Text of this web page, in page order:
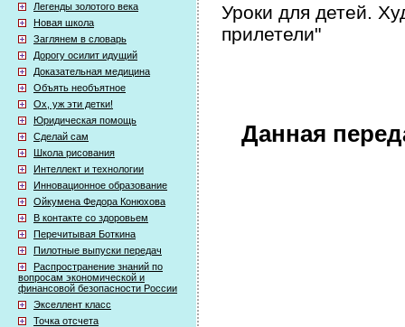
Легенды золотого века
Новая школа
Заглянем в словарь
Дорогу осилит идущий
Доказательная медицина
Объять необъятное
Ох, уж эти детки!
Юридическая помощь
Сделай сам
Школа рисования
Интеллект и технологии
Инновационное образование
Ойкумена Федора Конюхова
В контакте со здоровьем
Перечитывая Боткина
Пилотные выпуски передач
Распространение знаний по
вопросам экономической и
финансовой безопасности России
Экселлент класс
Точка отсчета
Уроки для детей.
прилетели"
Данная